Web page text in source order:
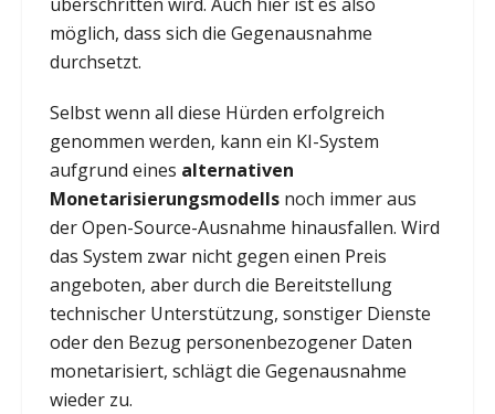
möglich, dass sich die Gegenausnahme
durchsetzt.
Selbst wenn all diese Hürden erfolgreich
genommen werden, kann ein KI-System
aufgrund eines alternativen
Monetarisierungsmodellsnoch immer aus
der Open-Source-Ausnahme hinausfallen. Wird
das System zwar nicht gegen einen Preis
angeboten, aber durch die Bereitstellung
technischer Unterstützung, sonstiger Dienste
oder den Bezug personenbezogener Daten
monetarisiert, schlägt die Gegenausnahme
wieder zu.